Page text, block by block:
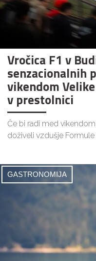
Vročica F1 v
senzacionalnih
vikendom
v prestolnici
Če bi radi med
doživeli vzdušje Formule
GASTRONOMIJA